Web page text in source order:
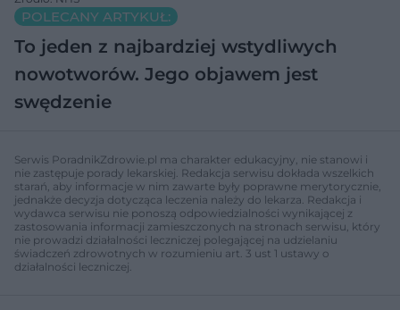
POLECANY ARTYKUŁ:
To jeden z najbardziej wstydliwych
nowotworów. Jego objawem jest
swędzenie
Serwis PoradnikZdrowie.pl ma charakter edukacyjny, nie stanowi i
nie zastępuje porady lekarskiej. Redakcja serwisu dokłada wszelkich
starań, aby informacje w nim zawarte były poprawne merytorycznie,
jednakże decyzja dotycząca leczenia należy do lekarza. Redakcja i
wydawca serwisu nie ponoszą odpowiedzialności wynikającej z
zastosowania informacji zamieszczonych na stronach serwisu, który
nie prowadzi działalności leczniczej polegającej na udzielaniu
świadczeń zdrowotnych w rozumieniu art. 3 ust 1 ustawy o
działalności leczniczej.